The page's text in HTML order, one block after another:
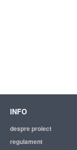
INFO
despre proiect
regulament